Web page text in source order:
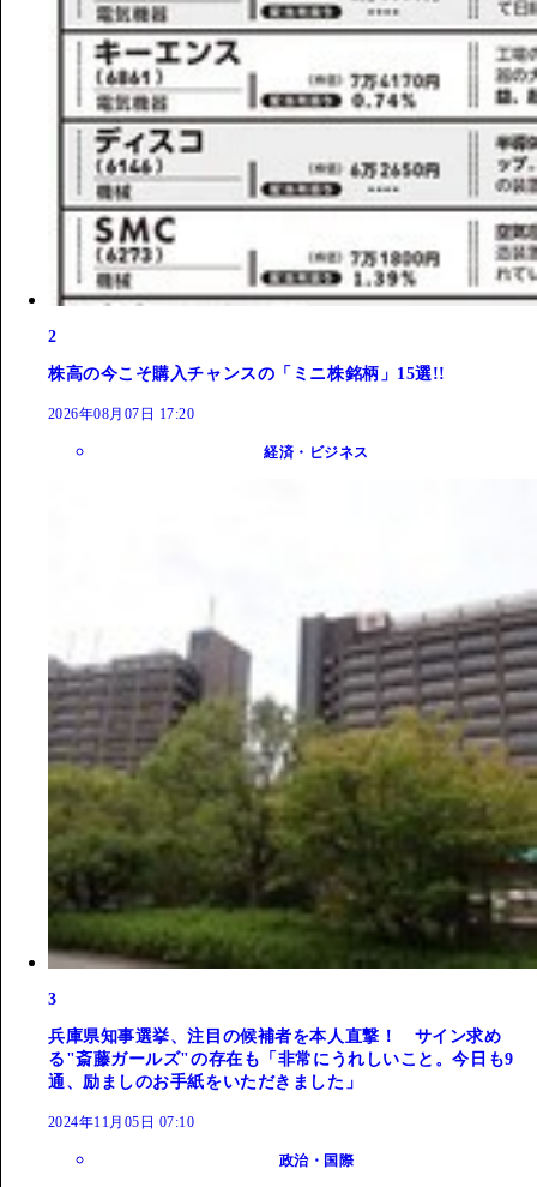
2
株高の今こそ購入チャンスの「ミニ株銘柄」15選!!
2026年08月07日 17:20
経済・ビジネス
3
兵庫県知事選挙、注目の候補者を本人直撃！ サイン求め
る"斎藤ガールズ"の存在も「非常にうれしいこと。今日も9
通、励ましのお手紙をいただきました」
2024年11月05日 07:10
政治・国際